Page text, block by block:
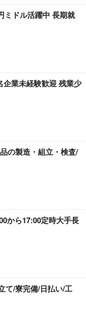
ミドル活躍中 長期就
業未経験歓迎 残業少
の製造・組立・検査/
から17:00定時大手長
て/寮完備/日払い/工